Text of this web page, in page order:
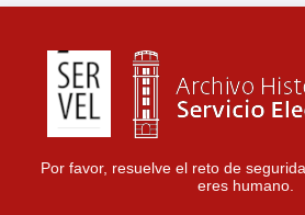
Por favor, resuelve el reto de
eres humano.